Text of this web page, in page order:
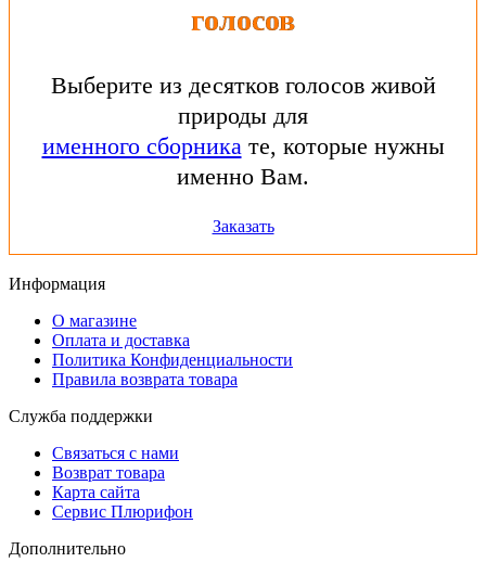
голосов
Выберите из десятков голосов живой
природы для
именного сборникате, которые нужны
именно Вам.
Заказать
Информация
О магазине
Оплата и доставка
Политика Конфиденциальности
Правила возврата товара
Служба поддержки
Связаться с нами
Возврат товара
Карта сайта
Сервис Плюрифон
Дополнительно